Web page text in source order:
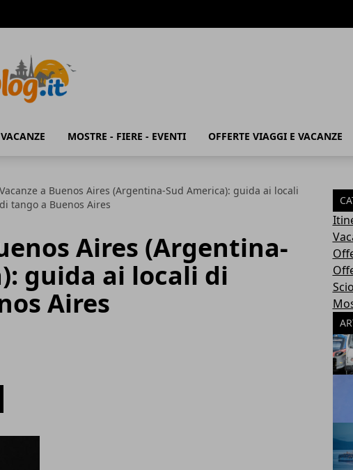
MOSTRE - FIERE - EVENTI OFFERTE VIAGGI E VACANZE
Vacanze a Buenos Aires (Argentina-Sud America): guida ai locali
di tango a Buenos Aires
Aires (Argentina-
guida ai locali di
Aires